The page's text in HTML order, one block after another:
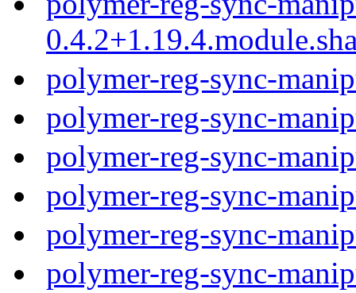
polymer-reg-sync-
polymer-reg-sync-
polymer-reg-sync-
polymer-reg-sync-
polymer-reg-sync-
polymer-reg-sync-